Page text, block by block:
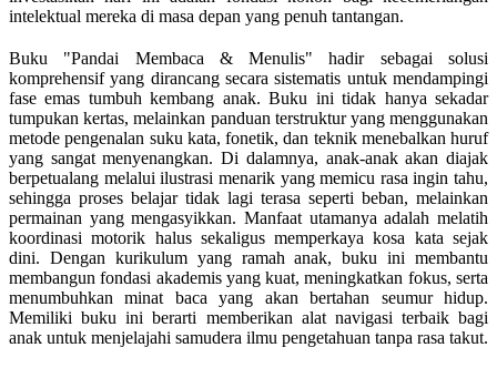
intelektual mereka di masa depan yang penuh tantangan.
Buku "Pandai Membaca & Menulis" hadir sebagai solusi
komprehensif yang dirancang secara sistematis untuk mendampingi
fase emas tumbuh kembang anak. Buku ini tidak hanya sekadar
tumpukan kertas, melainkan panduan terstruktur yang menggunakan
metode pengenalan suku kata, fonetik, dan teknik menebalkan huruf
yang sangat menyenangkan. Di dalamnya, anak-anak akan diajak
berpetualang melalui ilustrasi menarik yang memicu rasa ingin tahu,
sehingga proses belajar tidak lagi terasa seperti beban, melainkan
permainan yang mengasyikkan. Manfaat utamanya adalah melatih
koordinasi motorik halus sekaligus memperkaya kosa kata sejak
dini. Dengan kurikulum yang ramah anak, buku ini membantu
membangun fondasi akademis yang kuat, meningkatkan fokus, serta
menumbuhkan minat baca yang akan bertahan seumur hidup.
Memiliki buku ini berarti memberikan alat navigasi terbaik bagi
anak untuk menjelajahi samudera ilmu pengetahuan tanpa rasa takut.